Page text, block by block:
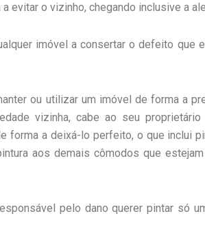
evitar o vizinho, chegando inclusive a
imóvel a consertar o defeito que
ou utilizar um imóvel de forma a
vizinha, cabe ao seu
forma a deixá-lo perfeito, o que inclui
aos demais cômodos que
pelo dano querer pintar só